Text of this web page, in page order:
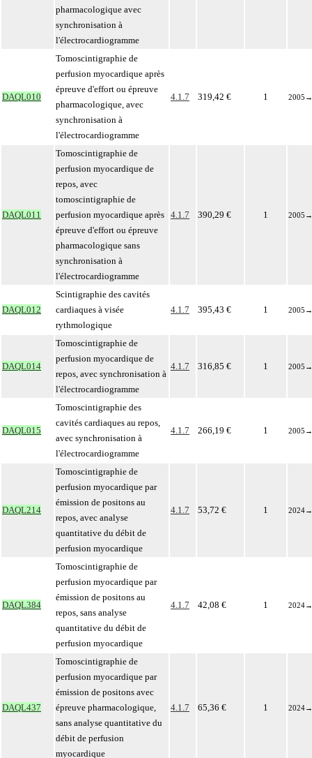
pharmacologique avec
synchronisation à
l'électrocardiogramme
DAQL010
Tomoscintigraphie de
perfusion myocardique après
épreuve d'effort ou épreuve
pharmacologique, avec
synchronisation à
l'électrocardiogramme
4.1.7 319,42 € 1 2005 →
DAQL011
Tomoscintigraphie de
perfusion myocardique de
repos, avec
tomoscintigraphie de
perfusion myocardique après
épreuve d'effort ou épreuve
pharmacologique sans
synchronisation à
l'électrocardiogramme
4.1.7 390,29 € 1 2005 →
DAQL012
Scintigraphie des cavités
cardiaques à visée
rythmologique
4.1.7 395,43 € 1 2005 →
DAQL014
Tomoscintigraphie de
perfusion myocardique de
repos, avec synchronisation à
l'électrocardiogramme
4.1.7 316,85 € 1 2005 →
DAQL015
Tomoscintigraphie des
cavités cardiaques au repos,
avec synchronisation à
l'électrocardiogramme
4.1.7 266,19 € 1 2005 →
DAQL214
Tomoscintigraphie de
perfusion myocardique par
émission de positons au
repos, avec analyse
quantitative du débit de
perfusion myocardique
4.1.7 53,72 € 1 2024→
DAQL384
Tomoscintigraphie de
perfusion myocardique par
émission de positons au
repos, sans analyse
quantitative du débit de
perfusion myocardique
4.1.7 42,08 € 1 2024→
DAQL437
Tomoscintigraphie de
perfusion myocardique par
émission de positons avec
épreuve pharmacologique,
sans analyse quantitative du
débit de perfusion
myocardique
4.1.7 65,36 € 1 2024→